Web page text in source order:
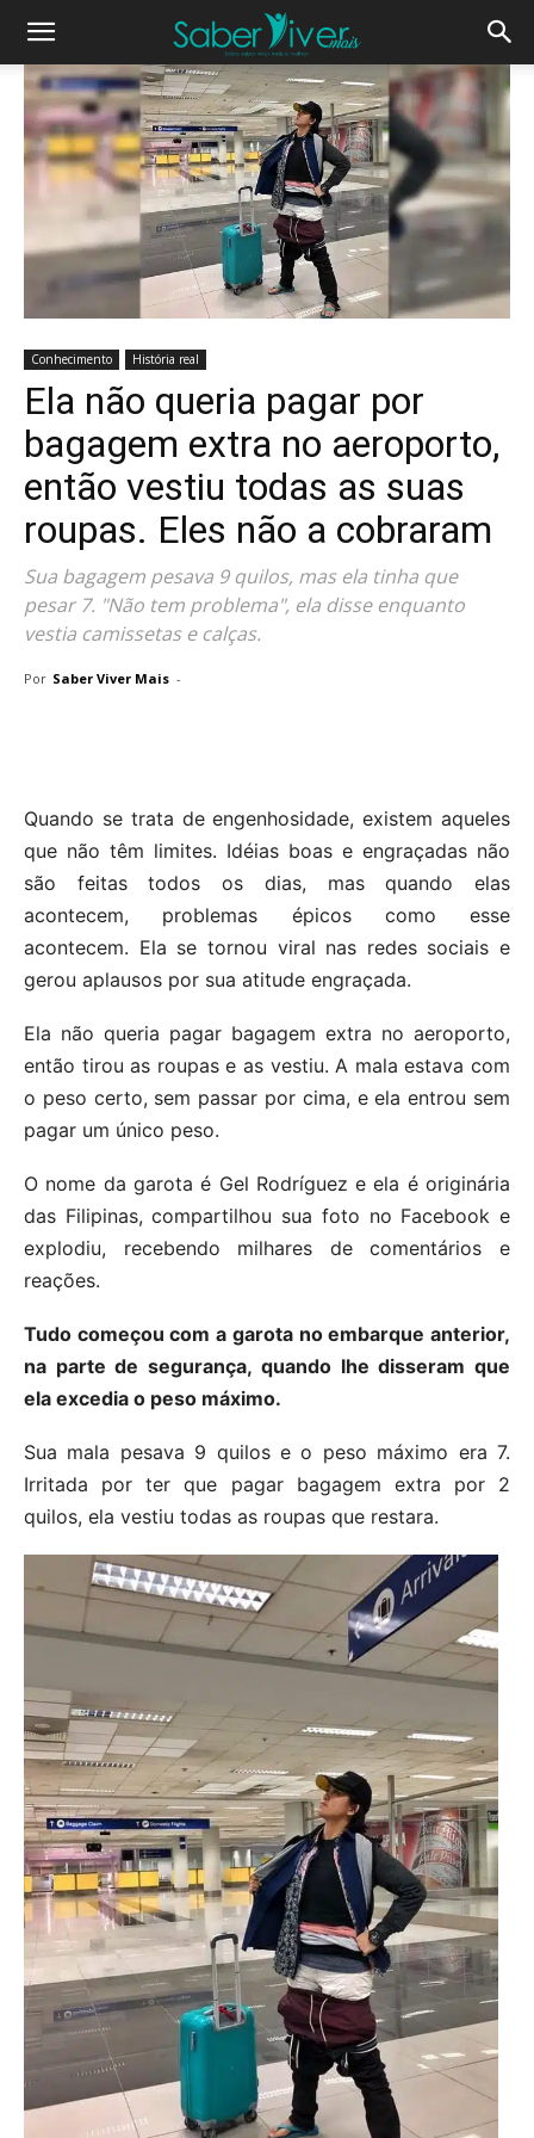
Conhecimento História real
Ela não queria pagar por
bagagem extra no aeroporto,
então vestiu todas as suas
roupas. Eles não a cobraram
Sua bagagem pesava 9 quilos, mas ela tinha que
pesar 7. "Não tem problema", ela disse enquanto
vestia camissetas e calças.
Por Saber Viver Mais -
Quando se trata de engenhosidade, existem aqueles
que não têm limites. Idéias boas e engraçadas não
são feitas todos os dias, mas quando elas
acontecem, problemas épicos como esse
acontecem. Ela se tornou viral nas redes sociais e
gerou aplausos por sua atitude engraçada.
Ela não queria pagar bagagem extra no aeroporto,
então tirou as roupas e as vestiu. A mala estava com
o peso certo, sem passar por cima, e ela entrou sem
pagar um único peso.
O nome da garota é Gel Rodríguez e ela é originária
das Filipinas, compartilhou sua foto no Facebook e
explodiu, recebendo milhares de comentários e
reações.
Tudo começou com a garota no embarque anterior,
na parte de segurança, quando lhe disseram que
ela excedia o peso máximo.
Sua mala pesava 9 quilos e o peso máximo era 7.
Irritada por ter que pagar bagagem extra por 2
quilos, ela vestiu todas as roupas que restara.